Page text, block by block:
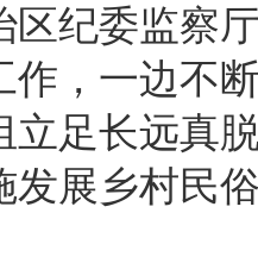
区纪委监察
作，一边不
立足长远真
发展乡村民